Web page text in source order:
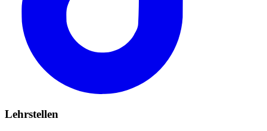
Lehrstellen